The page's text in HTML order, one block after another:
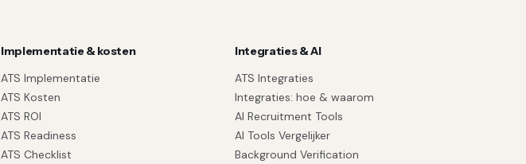
Implementatie & kosten
ATS Implementatie
ATS Kosten
ATS ROI
ATS Readiness
ATS Checklist
Integraties & AI
ATS Integraties
Integraties: hoe & waarom
AI Recruitment Tools
AI Tools Vergelijker
Background Verification